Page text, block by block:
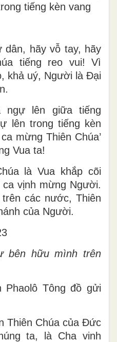
tiếng kèn vang
dân, hãy vỗ tay, hãy
tiếng reo vui! Vì
khả uý, Người là Ðại
ngự lên giữa tiếng
lên trong tiếng kèn
mừng Thiên Chúa’
Vua ta!
là Vua khắp cõi
vịnh mừng Người.
các nước, Thiên
của Người.
bên hữu mình trên
Phaolô Tông đồ gửi
Thiên Chúa của Ðức
ta, là Cha vinh